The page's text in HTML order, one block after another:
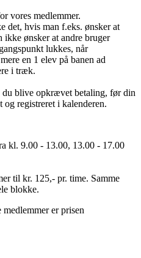
vores medlemmer.
det, hvis man f.eks. ønsker at
ikke ønsker at andre bruger
lukkes, når
en 1 elev på banen ad
i træk.
blive opkrævet betaling, før din
registreret i kalenderen.
kl. 9.00 - 13.00, 13.00 - 17.00
til kr. 125,- pr. time. Samme
blokke.
er prisen